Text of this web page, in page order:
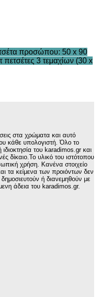
προσώπου: 50 x 90
πετσέτες 3 τεμαχίων (30 x
στα χρώματα και αυτό
κάθε υπολογιστή. Όλο το
ιδιοκτησία του karadimos.gr και
δίκαιο.Το υλικό του ιστότοπου
χρήση. Κανένα στοιχείο
τα κείμενα των προιόντων δεν
ή διανεμηθούν με
άδεια του karadimos.gr.